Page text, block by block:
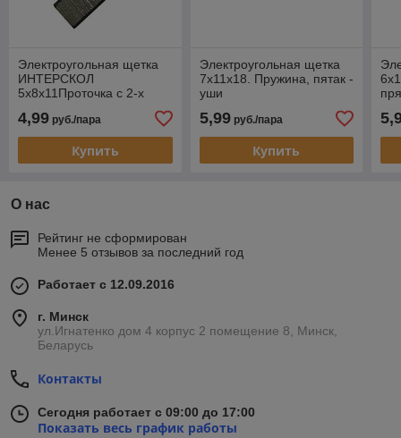
Электроугольная щетка
ИНТЕРСКОЛ
5х8х11Проточка с 2-х
сторон,пружина,квадр.пятак-
уши ( МП-65Э)
4,99 руб./пара
Купить
Электроугольная щетка
7х11х18. Пружина, пятак -
уши
5,99руб./пара
Купить
О нас
Рейтинг не сформирован
Менее 5 отзывов за последний год
Работает с 12.09.2016
г. Минск
ул.Игнатенко дом 4 корпус 2 помещение 8, Минск,
Беларусь
Контакты
Сегодня работает с 09:00 до 17:00
Показать весь график работы